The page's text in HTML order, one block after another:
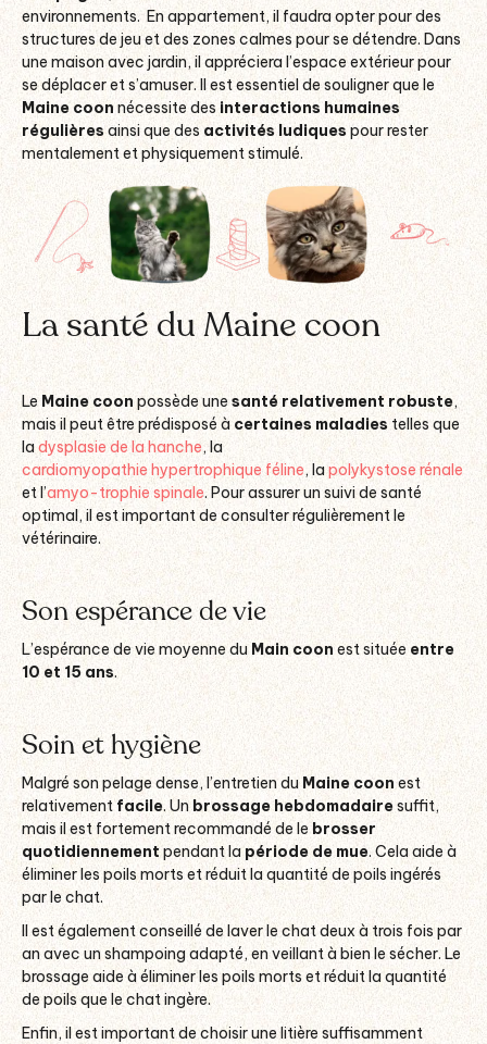
environnements. En appartement, il faudra opter pour des
structures de jeu et des zones calmes pour se détendre. Dans
une maison avec jardin, il appréciera l’espace extérieur pour
se déplacer et s’amuser. Il est essentiel de souligner que le
Maine coon nécessite des interactions humaines
régulièresainsi que des activités ludiquespour rester
mentalement et physiquement stimulé.
La santé du Maine coon
Le Maine coon possède unesanté relativement robuste,
mais il peut être prédisposé àcertaines maladies telles que
ladysplasie de la hanche, la
cardiomyopathie hypertrophique féline, lapolykystose rénale
et l’amyo-trophie spinale. Pour assurer un suivi de santé
optimal, il est important de consulter régulièrement le
vétérinaire.
Son espérance de vie
L’espérance de vie moyenne du Main coon est située entre
10 et 15 ans.
Soin et hygiène
Malgré son pelage dense, l’entretien duMaine coon est
relativementfacile. Unbrossage hebdomadairesuffit,
mais il est fortement recommandé de le brosser
quotidiennementpendant la période de mue. Cela aide à
éliminer les poils morts et réduit la quantité de poils ingérés
par le chat.
Il est également conseillé de laver le chatdeux à trois fois par
an avec un shampoing adapté, en veillant à bien le sécher. Le
brossage aide à éliminer les poils morts et réduit la quantité
de poils que le chat ingère.
Enfin, il est important de choisir une litière suffisamment